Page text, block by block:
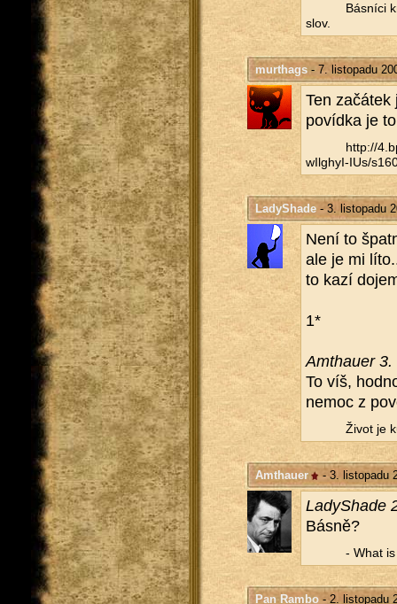
Bás­ní­ci
slov.
murthags- 7. listopadu
Ten
po­víd­ka je
http://​
wIlghyI-IUs/​
LadyShade- 3. listopadu
Není to
ale je mi
to kazí
1*
Am­thauer 3.
To víš,
nemoc z
Život je
Amthauer - 3. listopadu
La­dySha­de
Básně?
- What
Pan Rambo- 2. listopadu